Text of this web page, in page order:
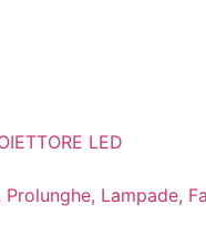
Lampade,